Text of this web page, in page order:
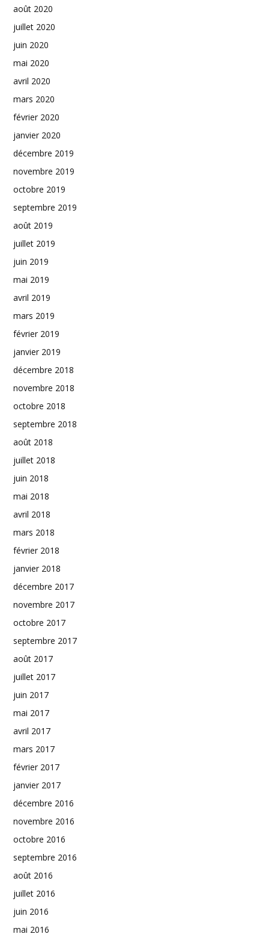
août 2020
juillet 2020
juin 2020
mai 2020
avril 2020
mars 2020
février 2020
janvier 2020
décembre 2019
novembre 2019
octobre 2019
septembre 2019
août 2019
juillet 2019
juin 2019
mai 2019
avril 2019
mars 2019
février 2019
janvier 2019
décembre 2018
novembre 2018
octobre 2018
septembre 2018
août 2018
juillet 2018
juin 2018
mai 2018
avril 2018
mars 2018
février 2018
janvier 2018
décembre 2017
novembre 2017
octobre 2017
septembre 2017
août 2017
juillet 2017
juin 2017
mai 2017
avril 2017
mars 2017
février 2017
janvier 2017
décembre 2016
novembre 2016
octobre 2016
septembre 2016
août 2016
juillet 2016
juin 2016
mai 2016